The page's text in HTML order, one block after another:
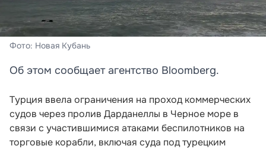
Фото: Новая Кубань
Об этом сообщает агентство Bloomberg.
Турция ввела ограничения на проход коммерческих
судов через пролив Дарданеллы в Черное море в
связи с участившимися атаками беспилотников на
торговые корабли, включая суда под турецким